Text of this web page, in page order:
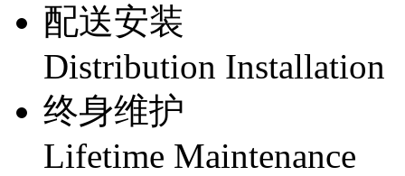
配送安装
Distribution Installation
终身维护
Lifetime Maintenance